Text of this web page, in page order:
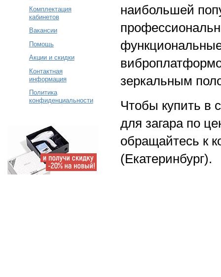
Комплектация
кабинетов
Вакансии
Помощь
Акции и скидки
Контактная
информация
Политика
конфиденциальности
наибольшей
зеркальным
Чтобы купить в
для загара по
обращайтесь к
(Екатеринбург).